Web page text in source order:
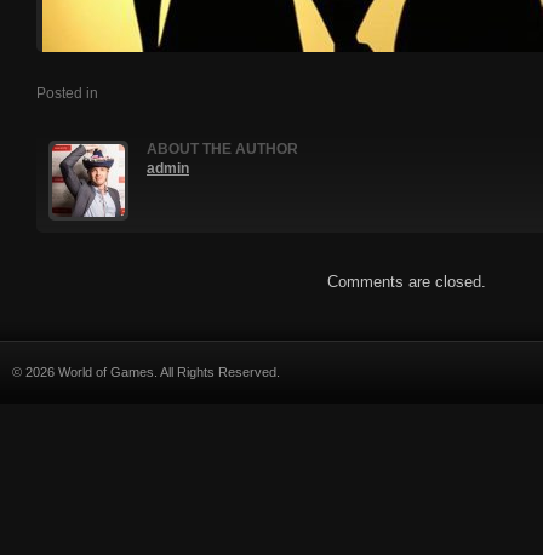
Posted in
ABOUT THE AUTHOR
admin
Comments are closed.
© 2026 World of Games. All Rights Reserved.